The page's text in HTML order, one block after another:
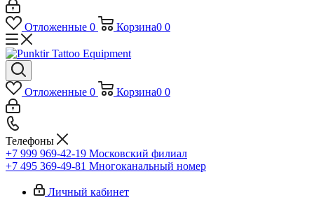
Отложенные 0 Корзина0 0
Отложенные 0 Корзина0 0
Телефоны
+7 999 969-42-19 Московский филиал
+7 495 369-49-81 Многоканальный номер
Личный кабинет